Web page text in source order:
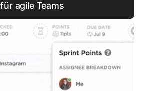
für agile Teams